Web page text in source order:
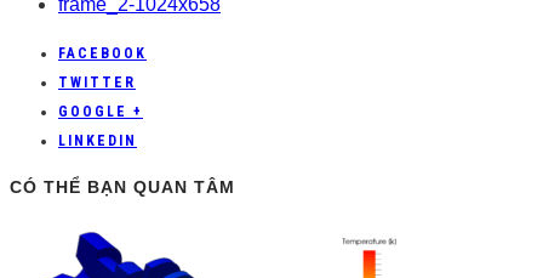
frame_2-1024x658
FACEBOOK
TWITTER
GOOGLE +
LINKEDIN
CÓ THỂ BẠN QUAN TÂM